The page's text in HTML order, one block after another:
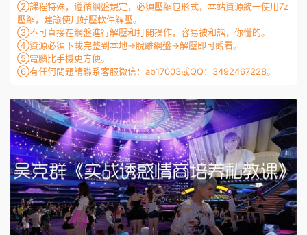
②課程特殊，遵循網盤規定，必須壓縮包形式，本站資源統一使用7z
壓縮，建議使用好壓軟件解壓。
③不可直接在網盤進行解壓和打開操作，容易被和諧，你懂的。
④資源必須下載完整到本地→脫離網盤→解壓即可觀看。
⑤電腦比手機更方便。
⑥有任何問題請聯系客服微信：ab17003或QQ：3492467228。